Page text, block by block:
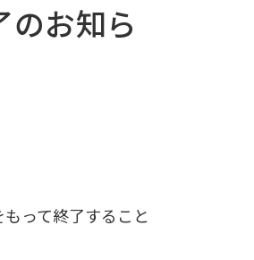
お知ら
って終了すること